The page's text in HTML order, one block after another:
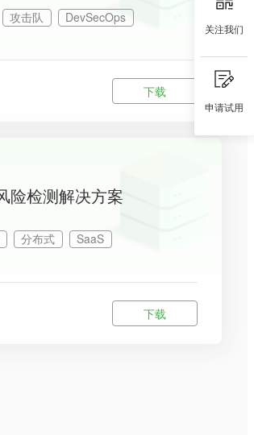
关注我们
申请试用
攻击队 DevSecOps
下载
险检测解决方案
分布式 SaaS
下载